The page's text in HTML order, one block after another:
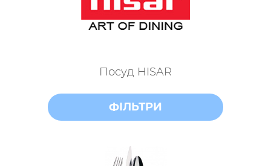
Посуд HISAR
ФІЛЬТРИ